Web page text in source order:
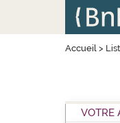
Accueil>
VOTRE
Panneau de gestion des